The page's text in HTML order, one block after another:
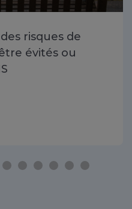
risques de
évités ou